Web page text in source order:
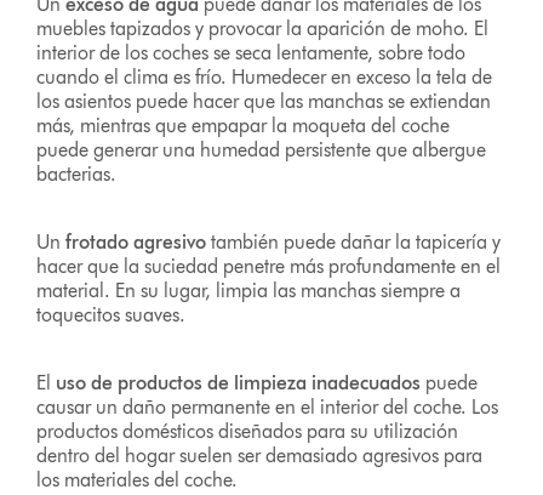
muebles tapizados y provocar la aparición de moho. El
interior de los coches se seca lentamente, sobre todo
cuando el clima es frío. Humedecer en exceso la tela de
los asientos puede hacer que las manchas se extiendan
más, mientras que empapar la moqueta del coche
puede generar una humedad persistente que albergue
bacterias.
Unfrotado agresivotambién puede dañar la tapicería y
hacer que la suciedad penetre más profundamente en el
material. En su lugar, limpia las manchas siempre a
toquecitos suaves.
El uso de productos de limpieza inadecuados puede
causar un daño permanente en el interior del coche. Los
productos domésticos diseñados para su utilización
dentro del hogar suelen ser demasiado agresivos para
los materiales del coche.